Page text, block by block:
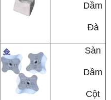
Dầm
Đà
Sàn
Dầm
Cột